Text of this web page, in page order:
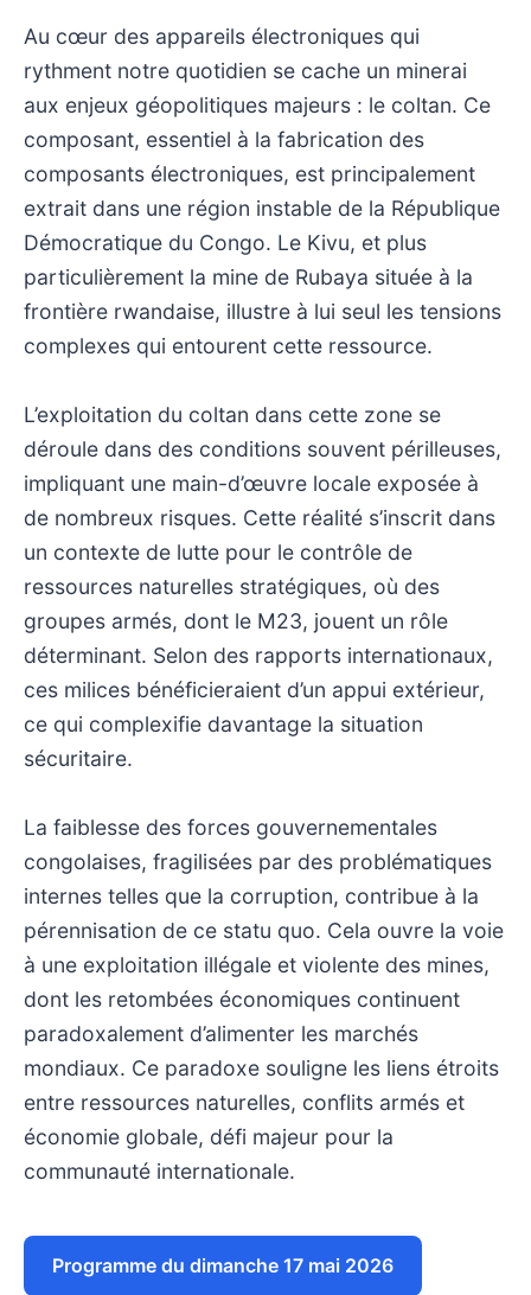
Au cœur des appareils électroniques qui
rythment notre quotidien se cache un minerai
aux enjeux géopolitiques majeurs : le coltan. Ce
composant, essentiel à la fabrication des
composants électroniques, est principalement
extrait dans une région instable de la République
Démocratique du Congo. Le Kivu, et plus
particulièrement la mine de Rubaya située à la
frontière rwandaise, illustre à lui seul les tensions
complexes qui entourent cette ressource.
L’exploitation du coltan dans cette zone se
déroule dans des conditions souvent périlleuses,
impliquant une main-d’œuvre locale exposée à
de nombreux risques. Cette réalité s’inscrit dans
un contexte de lutte pour le contrôle de
ressources naturelles stratégiques, où des
groupes armés, dont le M23, jouent un rôle
déterminant. Selon des rapports internationaux,
ces milices bénéficieraient d’un appui extérieur,
ce qui complexifie davantage la situation
sécuritaire.
La faiblesse des forces gouvernementales
congolaises, fragilisées par des problématiques
internes telles que la corruption, contribue à la
pérennisation de ce statu quo. Cela ouvre la voie
à une exploitation illégale et violente des mines,
dont les retombées économiques continuent
paradoxalement d’alimenter les marchés
mondiaux. Ce paradoxe souligne les liens étroits
entre ressources naturelles, conflits armés et
économie globale, défi majeur pour la
communauté internationale.
Programme du dimanche 17 mai 2026